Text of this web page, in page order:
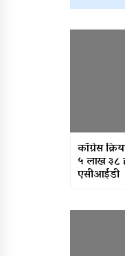
काँग्रेस
५ लाख ३८
एसीआईडी